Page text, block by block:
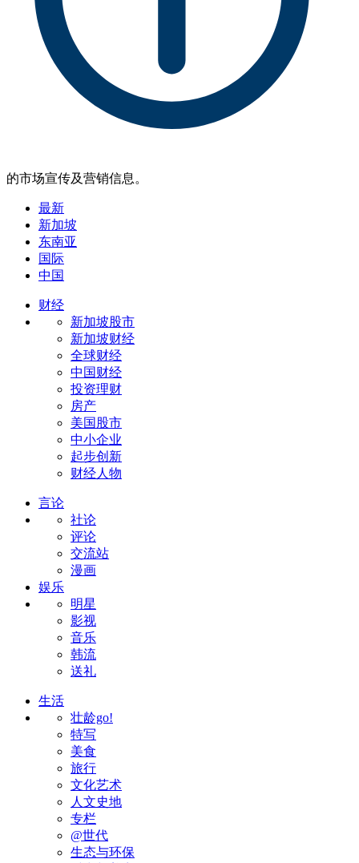
的市场宣传及营销信息。
最新
新加坡
东南亚
国际
中国
财经
新加坡股市
新加坡财经
全球财经
中国财经
投资理财
房产
美国股市
中小企业
起步创新
财经人物
言论
社论
评论
交流站
漫画
娱乐
明星
影视
音乐
韩流
送礼
生活
壮龄go!
特写
美食
旅行
文化艺术
人文史地
专栏
@世代
生态与环保